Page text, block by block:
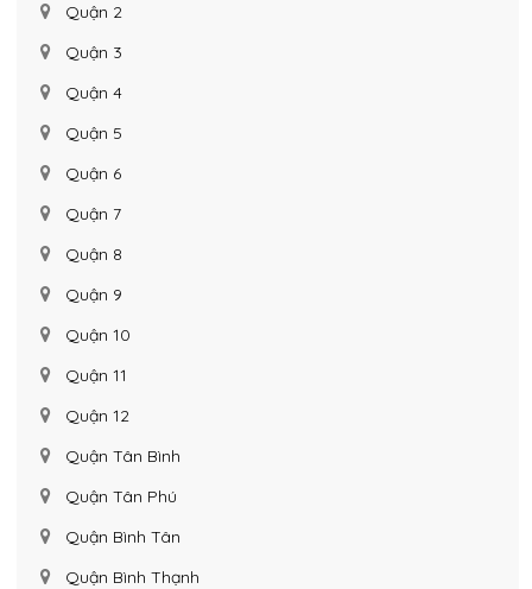
Quận 2
Quận 3
Quận 4
Quận 5
Quận 6
Quận 7
Quận 8
Quận 9
Quận 10
Quận 11
Quận 12
Quận Tân Bình
Quận Tân Phú
Quận Bình Tân
Quận Bình Thạnh